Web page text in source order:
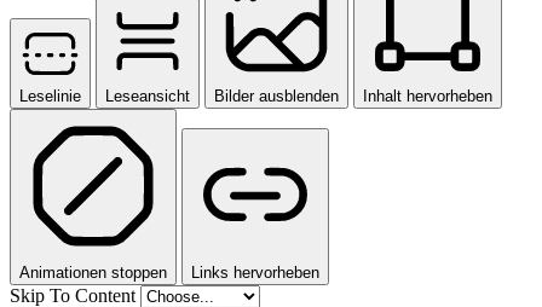
Leselinie Leseansicht Bilder ausblenden Inhalt hervorheben
Animationen stoppen Links hervorheben
Skip To Content